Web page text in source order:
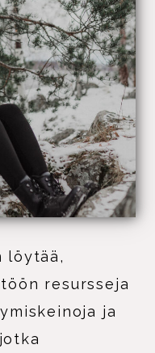
löytää,
resursseja
ja